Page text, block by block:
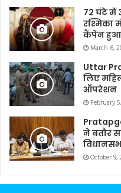
72 घंटे में
रश्मिका
कैंपेन हुआ
March 6,
Uttar
लिए
ऑपरेशन
February
ने बतौर
October 9,